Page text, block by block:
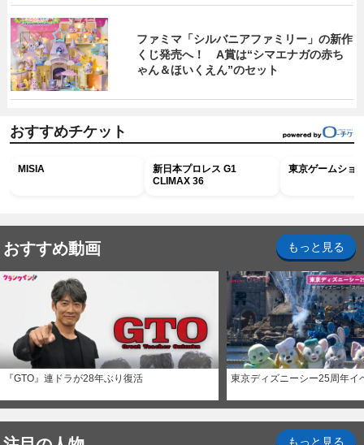
ファミマ「シルバニアファミリー」の新作
くじ発売へ！ A賞は“シマエナガの赤ち
ゃん＆ほいくえん”のセット
おすすめチケット
MISIA
新日本プロレス G1
CLIMAX 36
東京ゲームショ
おすすめ動画 もっと見る
『GTO』連ドラが28年ぶり復活 東京ディズニーシー25周年イ
もっと見る